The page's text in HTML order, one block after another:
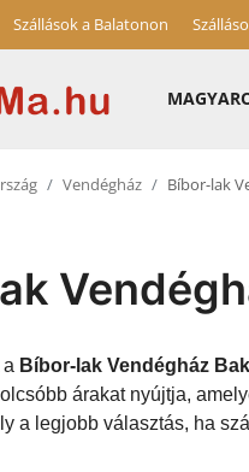
Szállások a Balatonon
Vendégház Bíbor-lak
Bíbor-lak Vendégház
árakat nyújtja,
a legjobb választás, ha